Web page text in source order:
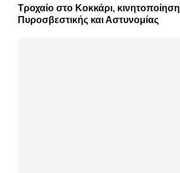
Τροχαίο στο Κοκκάρι, κινητοποίηση
Πυροσβεστικής και Αστυνομίας